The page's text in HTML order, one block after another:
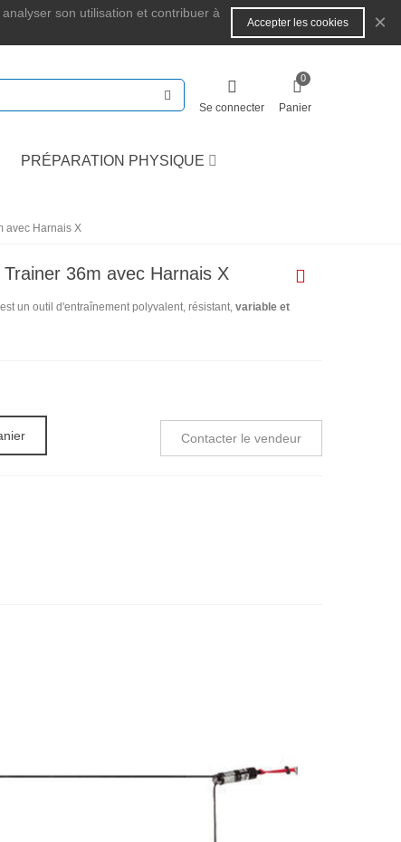
son utilisation et contribuer à
Accepter les cookies ×
Se connecter
0
Panier
PRÉPARATION PHYSIQUE
avec Harnais X
36m avec Harnais X
est un outil d'entraînement polyvalent, résistant, variable et
Contacter le vendeur